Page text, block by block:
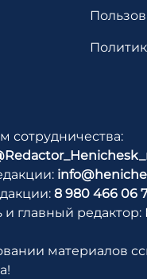
сотрудничества:
8 980 466 06
и главный
материалов